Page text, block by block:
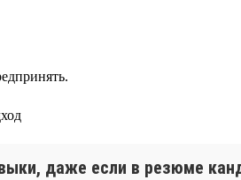
даже если в резюме